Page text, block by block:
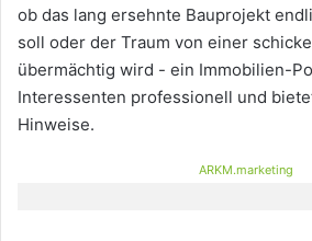
ob das lang ersehnte Bauprojekt
soll oder der Traum von einer
übermächtig wird - ein Immobilien-
Interessenten professionell und
Hinweise.
ARKM.marketing